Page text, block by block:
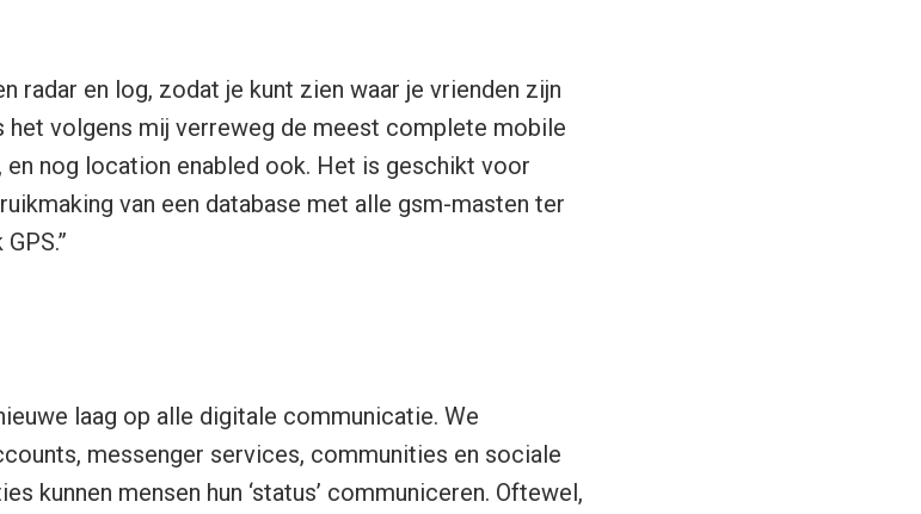
radar en log, zodat je kunt zien waar je vrienden zijn
het volgens mij verreweg de meest complete mobile
nog location enabled ook. Het is geschikt voor
van een database met alle gsm-masten ter
laag op alle digitale communicatie. We
messenger services, communities en sociale
kunnen mensen hun ‘status’ communiceren. Oftewel,